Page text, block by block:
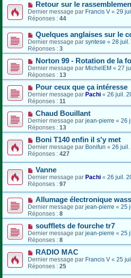
Retour sur le
Dernier message par Francis V « 29
Réponses : 44
Quelques anglaises sur le
Dernier message par syntese « 28 juil.
Réponses : 3
Norton 99 - Rotation de la
Dernier message par MichelEM « 27
Réponses : 13
Pour ceux que ça intéresse
Dernier message par Pachi « 26 juil.
Réponses : 11
Chaud Bouillant
Dernier message par jean-pierre « 26
Réponses : 13
Boni T140 enfin il s'y met
Dernier message par Bonifun « 26 juil.
Réponses : 427
Vanne
Dernier message par Pachi « 26 juil.
Réponses : 97
Allumage électronique
Dernier message par jean-pierre « 25
Réponses : 8
soufflets de fourche tr7
Dernier message par jean-pierre « 25
Réponses : 8
RADIO MAC
Dernier message par Francis V « 25
Réponses : 25